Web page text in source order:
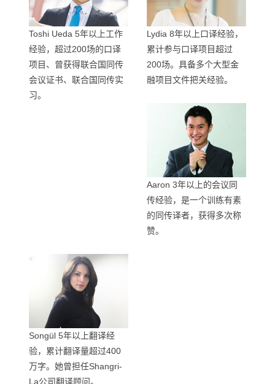
Toshi Ueda 5年以上工作
经验，超过200场的口译
项目、曾获得联合国同传
会议证书、联合国同传实
习。
Lydia 8年以上口译经验，
累计参与口译项目超过
200场。具备多个大型金
融项目文件把关经验。
Aaron 3年以上的会议同
传经验，是一个训练有素
的同传译者，获得多次称
赞。
Songül 5年以上翻译经
验，累计翻译量超过400
万字。她曾担任Shangri-
La公司翻译顾问。